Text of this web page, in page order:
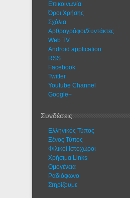
Eπικοινωνία
Όροι Χρήσης
Σχόλια
Αρθρογράφοι/Συντάκτες
Web TV
Android application
RSS
Facebook
Twitter
Youtube Channel
Google+
Συνδέσεις
Ελληνικός Τύπος
Ξένος Τύπος
Φιλικοί Ιστοχώροι
Χρήσιμα Links
Ομογένεια
Ραδιόφωνο
Στηρίζουμε